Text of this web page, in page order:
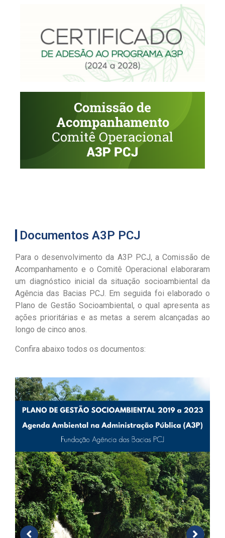
Documentos A3P PCJ
Para o desenvolvimento da A3P PCJ, a Comissão de
Acompanhamento e o Comitê Operacional elaboraram
um diagnóstico inicial da situação socioambiental da
Agência das Bacias PCJ. Em seguida foi elaborado o
Plano de Gestão Socioambiental, o qual apresenta as
ações prioritárias e as metas a serem alcançadas ao
longo de cinco anos.
Confira abaixo todos os documentos: